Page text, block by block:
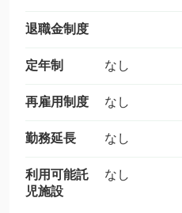
退職金制度
定年制 なし
再雇用制度 なし
勤務延長 なし
利用可能託
児施設
なし